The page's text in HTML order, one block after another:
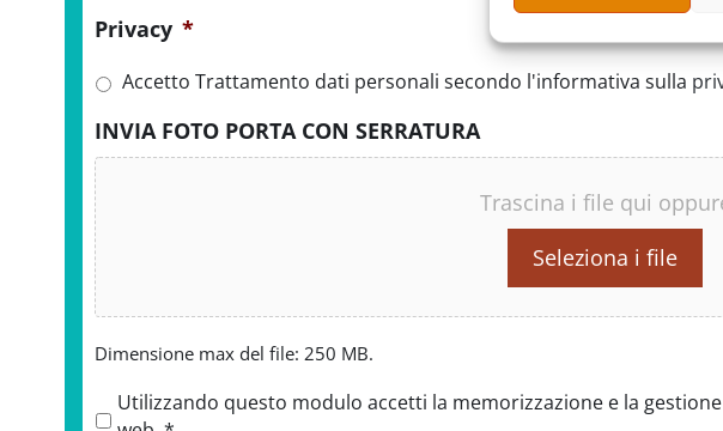
Privacy *
Accetto Trattamento dati personali secondo l'informativa sulla
INVIA FOTO PORTA CON SERRATURA
Trascina i file qui
Seleziona i file
Dimensione max del file: 250 MB.
Utilizzando questo modulo accetti la memorizzazione e la